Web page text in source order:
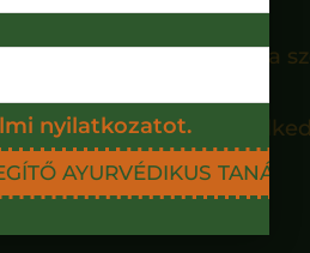
kapta. A legenda
az amrita (jelentése
poharat cipelve
nyilatkozatot.
AYURVÉDIKUS